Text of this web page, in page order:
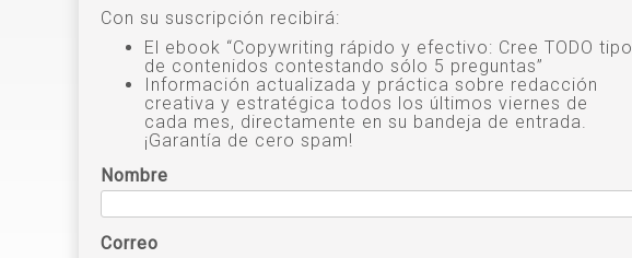
Con su suscripción recibirá:
El ebook “Copywriting rápido y efectivo: Cree TODO tipo
de contenidos contestando sólo 5 preguntas”
Información actualizada y práctica sobre redacción
creativa y estratégica todos los últimos viernes de
cada mes, directamente en su bandeja de entrada.
¡Garantía de cero spam!
Nombre
Correo